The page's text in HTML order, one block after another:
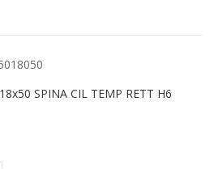
SPINA CIL TEMP RETT H6